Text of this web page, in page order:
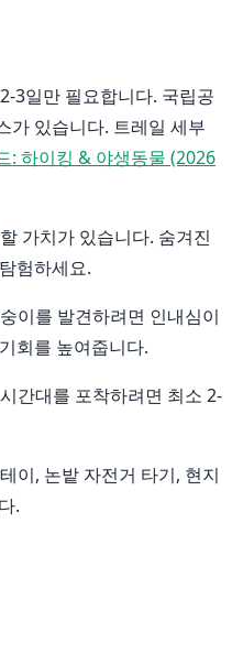
3일만 필요합니다. 국립공
가 있습니다. 트레일 세부
: 하이킹 & 야생동물 (2026
가치가 있습니다. 숨겨진
험하세요.
이를 발견하려면 인내심이
회를 높여줍니다.
간대를 포착하려면 최소 2-
이, 논밭 자전거 타기, 현지
.